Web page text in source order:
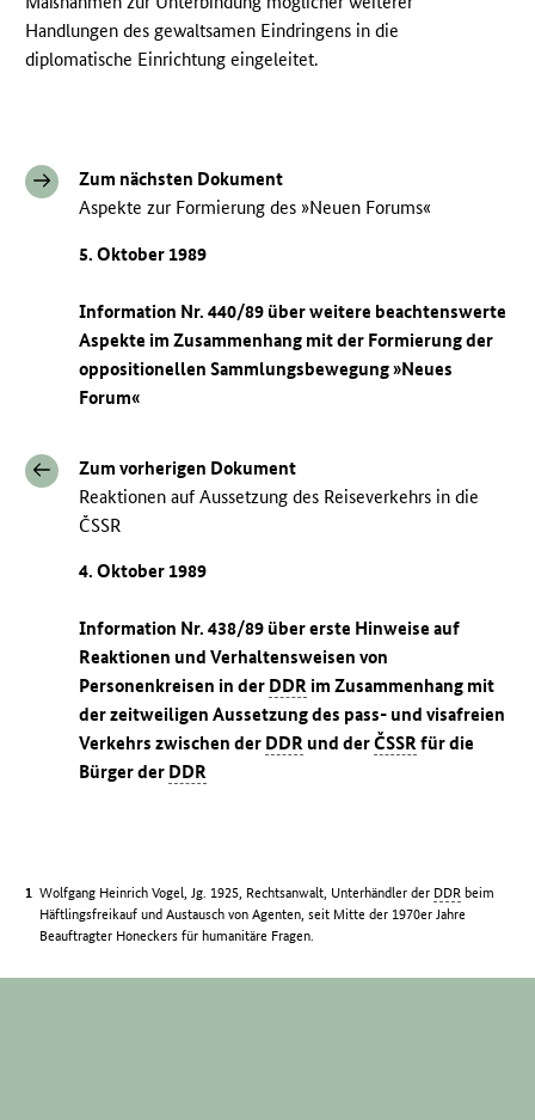
Handlungen des gewaltsamen Eindringens in die
diplomatische Einrichtung eingeleitet.
Zum nächsten Dokument
Aspekte zur Formierung des »Neuen Forums«
5. Oktober 1989
Information Nr. 440/89 über weitere beachtenswerte
Aspekte im Zusammenhang mit der Formierung der
oppositionellen Sammlungsbewegung »Neues
Forum«
Zum vorherigen Dokument
Reaktionen auf Aussetzung des Reiseverkehrs in die
ČSSR
4. Oktober 1989
Information Nr. 438/89 über erste Hinweise auf
Reaktionen und Verhaltensweisen von
Personenkreisen in der DDR im Zusammenhang mit
der zeitweiligen Aussetzung des pass- und visafreien
Verkehrs zwischen der DDR und derČSSRfür die
Bürger der DDR
Wolfgang Heinrich Vogel, Jg. 1925, Rechtsanwalt, Unterhändler der DDR beim
Häftlingsfreikauf und Austausch von Agenten, seit Mitte der 1970er Jahre
Beauftragter Honeckers für humanitäre Fragen.